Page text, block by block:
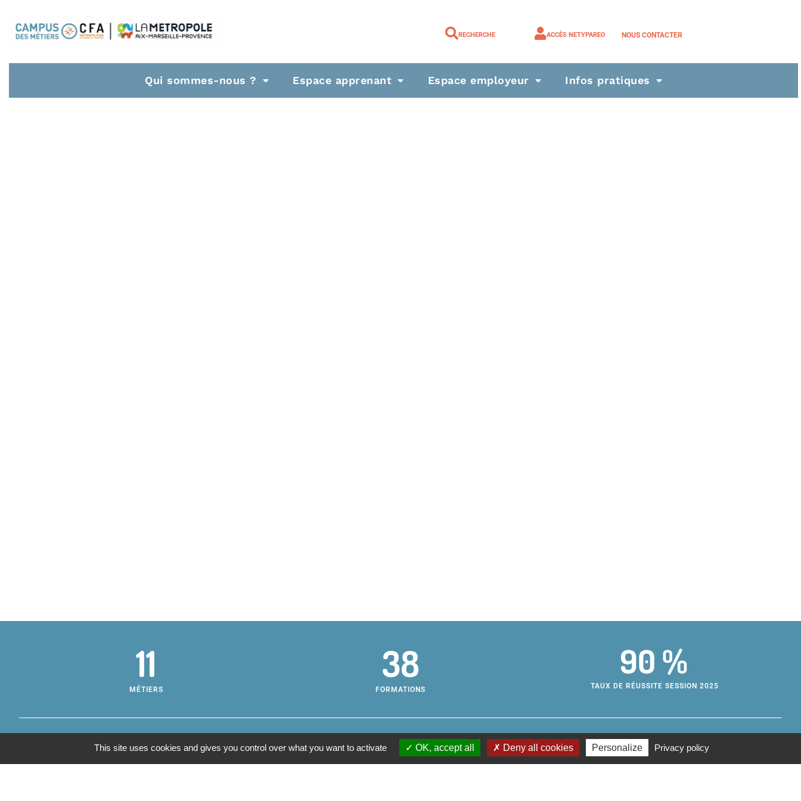
RECHERCHE ACCÈS NETYPAREO NOUS CONTACTER
Qui sommes-nous ? Espace apprenant Espace employeur Infos pratiques
11
MÉTIERS
38
FORMATIONS
90 %
TAUX DE RÉUSSITE SESSION 2025
Infos pratiques
Centre de formation d’apprentis métropolitain
This site uses cookies and gives you control over what you want to activate OK, accept all Deny all cookies Personalize Privacy policy